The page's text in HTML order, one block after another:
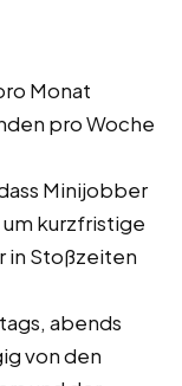
Monat
pro Woche
Minijobber
kurzfristige
in Stoßzeiten
abends
von den